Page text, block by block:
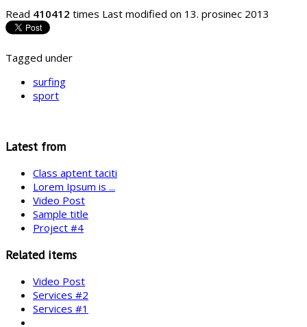
Read 410412 times Last modified on 13. prosinec 2013
Tagged under
surfing
sport
Latest from
Class aptent taciti
Lorem Ipsum is ...
Video Post
Sample title
Project #4
Related items
Video Post
Services #2
Services #1